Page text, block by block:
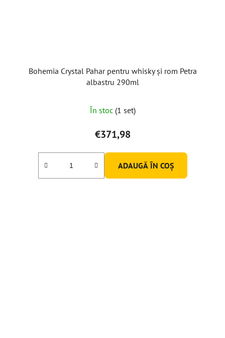
Bohemia Crystal Pahar pentru whisky și rom Petra
albastru 290ml
În stoc (1 set)
€371,98
ADAUGĂ ÎN COŞ